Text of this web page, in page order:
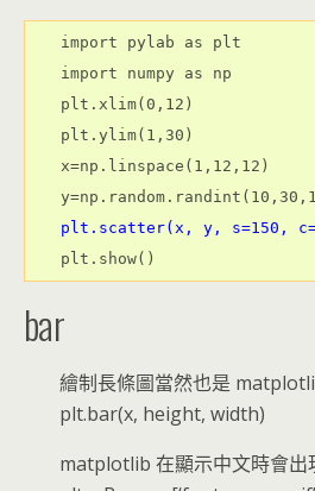
import pylab as plt
import numpy as np
plt.xlim(0,12)
plt.ylim(1,30)
x=np.linspace(1,12,12)
plt.scatter(x, y, s=150,
bar
繪制長條圖當然也是
plt.bar(x, height, width)
matplotlib 在顯示中文時會出